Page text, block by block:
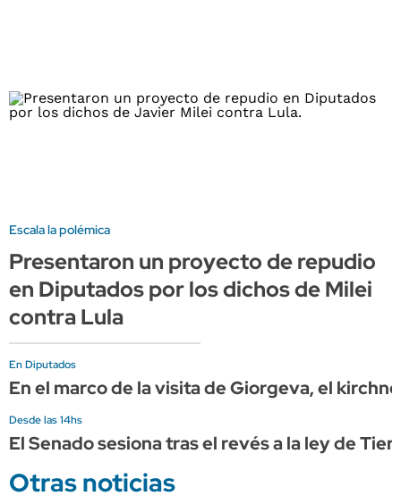
Escala la polémica
Presentaron un proyecto de repudio
en Diputados por los dichos de Milei
contra Lula
En Diputados
En el marco de la visita de Giorgeva, el
Desde las 14hs
El Senado sesiona tras el revés a la ley de
Otras noticias